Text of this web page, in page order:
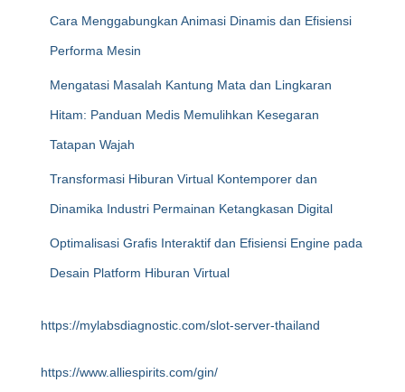
Cara Menggabungkan Animasi Dinamis dan Efisiensi
Performa Mesin
Mengatasi Masalah Kantung Mata dan Lingkaran
Hitam: Panduan Medis Memulihkan Kesegaran
Tatapan Wajah
Transformasi Hiburan Virtual Kontemporer dan
Dinamika Industri Permainan Ketangkasan Digital
Optimalisasi Grafis Interaktif dan Efisiensi Engine pada
Desain Platform Hiburan Virtual
https://mylabsdiagnostic.com/slot-server-thailand
https://www.alliespirits.com/gin/